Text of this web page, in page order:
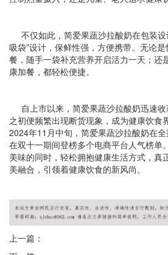
不仅如此，简爱果蔬沙拉酸奶在包装设
吸袋”设计，保鲜性强，方便携带。无论
餐，随手一袋补充营养开启活力一天；还
康加餐，都轻松便捷。
自上市以来，简爱果蔬沙拉酸奶迅速
之初便频繁出现断货现象，成为健康饮食
2024年11月中旬，简爱果蔬沙拉酸奶在
在双十一期间登榜多个电商平台人气榜单
美味的同时，轻松拥抱健康生活方式，真
美融合，引领着健康饮食的新风尚。
上一篇：